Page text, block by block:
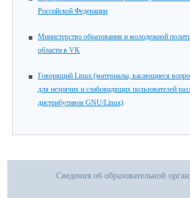
Российской Федерации
Министерство образования и молодежной
области в VK
Говорящий Linux (материалы, касающиеся
для незрячих и слабовидящих пользователей
дистрибутивов GNU/Linux)
Сведения об образовательной